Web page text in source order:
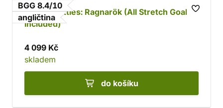
BGG 8.4/10
angličtina
Mythic Battles: Ragnarök (All Stretch Goals
included)
4 099 Kč
skladem
do košíku